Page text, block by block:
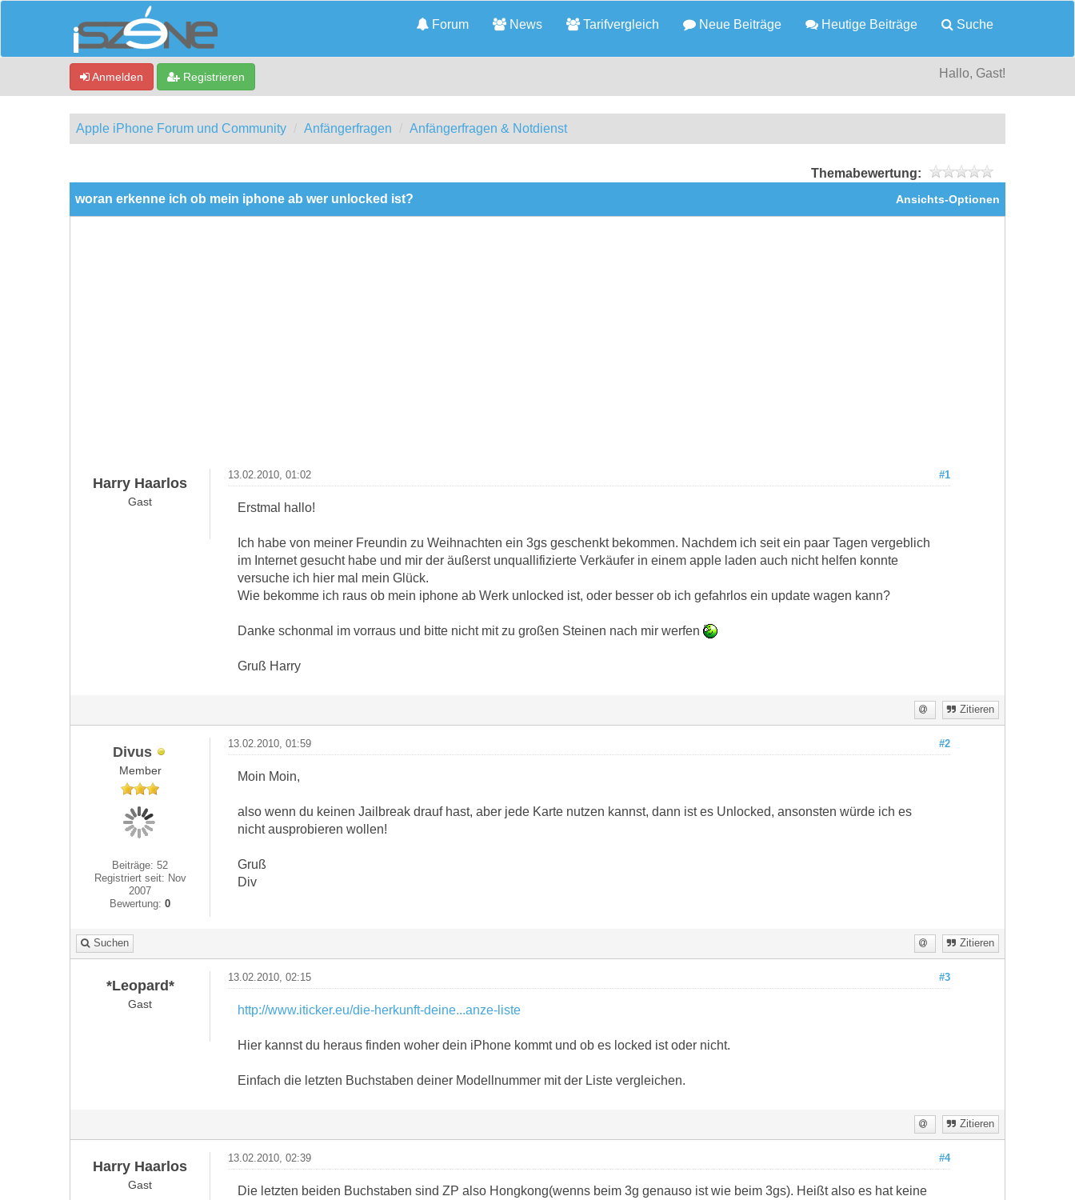
Forum News Tarifvergleich Neue Beiträge Heutige Beiträge Suche
Anmelden Registrieren Hallo, Gast!
Apple iPhone Forum und Community Anfängerfragen Anfängerfragen & Notdienst
Themabewertung:
Ansichts-Optionen
woran erkenne ich ob mein iphone ab wer unlocked ist?
Harry Haarlos
Gast
#1
13.02.2010, 01:02
Erstmal hallo!
Ich habe von meiner Freundin zu Weihnachten ein 3gs geschenkt bekommen. Nachdem ich seit ein paar Tagen vergeblich
im Internet gesucht habe und mir der äußerst unquallifizierte Verkäufer in einem apple laden auch nicht helfen konnte
versuche ich hier mal mein Glück.
Wie bekomme ich raus ob mein iphone ab Werk unlocked ist, oder besser ob ich gefahrlos ein update wagen kann?
Danke schonmal im vorraus und bitte nicht mit zu großen Steinen nach mir werfen
Gruß Harry
Zitieren
Divus
Member
Beiträge: 52
Registriert seit: Nov
2007
Bewertung:0
#2
13.02.2010, 01:59
Moin Moin,
also wenn du keinen Jailbreak drauf hast, aber jede Karte nutzen kannst, dann ist es Unlocked, ansonsten würde ich es
nicht ausprobieren wollen!
Gruß
Div
Suchen Zitieren
*Leopard*
Gast
#3
13.02.2010, 02:15
http://www.iticker.eu/die-herkunft-deine...anze-liste
Hier kannst du heraus finden woher dein iPhone kommt und ob es locked ist oder nicht.
Einfach die letzten Buchstaben deiner Modellnummer mit der Liste vergleichen.
Zitieren
Harry Haarlos
Gast
#4
13.02.2010, 02:39
Die letzten beiden Buchstaben sind ZP also Hongkong(wenns beim 3g genauso ist wie beim 3gs). Heißt also es hat keine